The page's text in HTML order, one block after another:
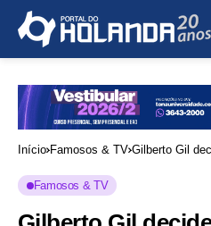
Início Famosos & TV Gilberto Gil
Famosos & TV